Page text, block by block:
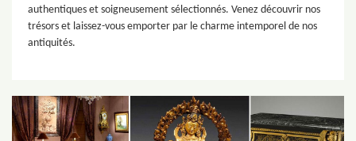
authentiques et soigneusement sélectionnés. Venez découvrir nos
trésors et laissez-vous emporter par le charme intemporel de nos
antiquités.